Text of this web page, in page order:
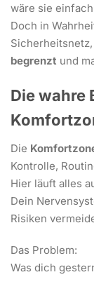
wäre sie
Doch in
begrenzt und
Die wahre
Die
Kontrolle,
Hier läuft alles
Dein
Risiken
Das Problem:
Was dich